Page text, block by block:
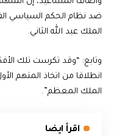
ضد نظام الحكم السياسي
الملك عبد الله الثاني.
وتابع: “وقد تكرست تلك
انطلاقا من اتخاذ المتهم
الملك المعظم”.
اقرأ ايضا